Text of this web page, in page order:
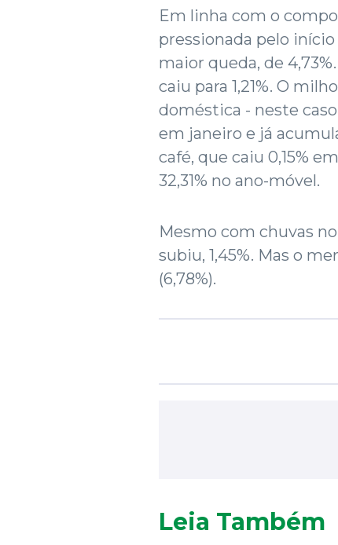
Em linha com o
pressionada pelo
maior queda, de
caiu para 1,21%. O
doméstica - neste
em janeiro e já
café, que caiu 0,15%
32,31% no ano-móvel.
Mesmo com chuvas
subiu, 1,45%. Mas o
(6,78%).
Leia Também